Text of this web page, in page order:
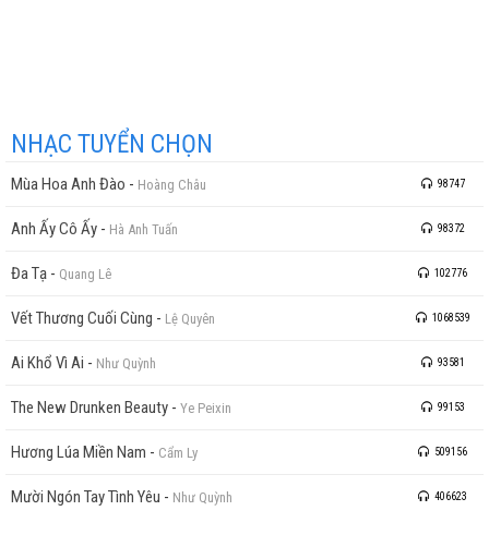
NHẠC TUYỂN CHỌN
Mùa Hoa Anh Đào - Hoàng Châu 98747
Anh Ấy Cô Ấy - Hà Anh Tuấn 98372
Đa Tạ - Quang Lê 102776
Vết Thương Cuối Cùng - Lệ Quyên 1068539
Ai Khổ Vì Ai - Như Quỳnh 93581
The New Drunken Beauty - Ye Peixin 99153
Hương Lúa Miền Nam - Cẩm Ly 509156
Mười Ngón Tay Tình Yêu - Như Quỳnh 406623